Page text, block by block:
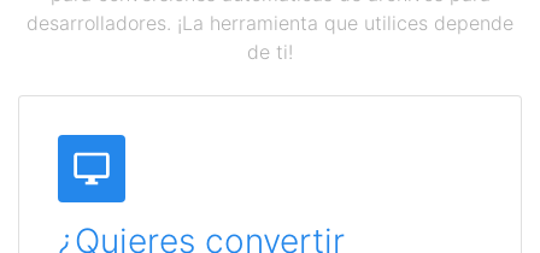
desarrolladores. ¡La herramienta que utilices depende
de ti!
¿Quieres convertir